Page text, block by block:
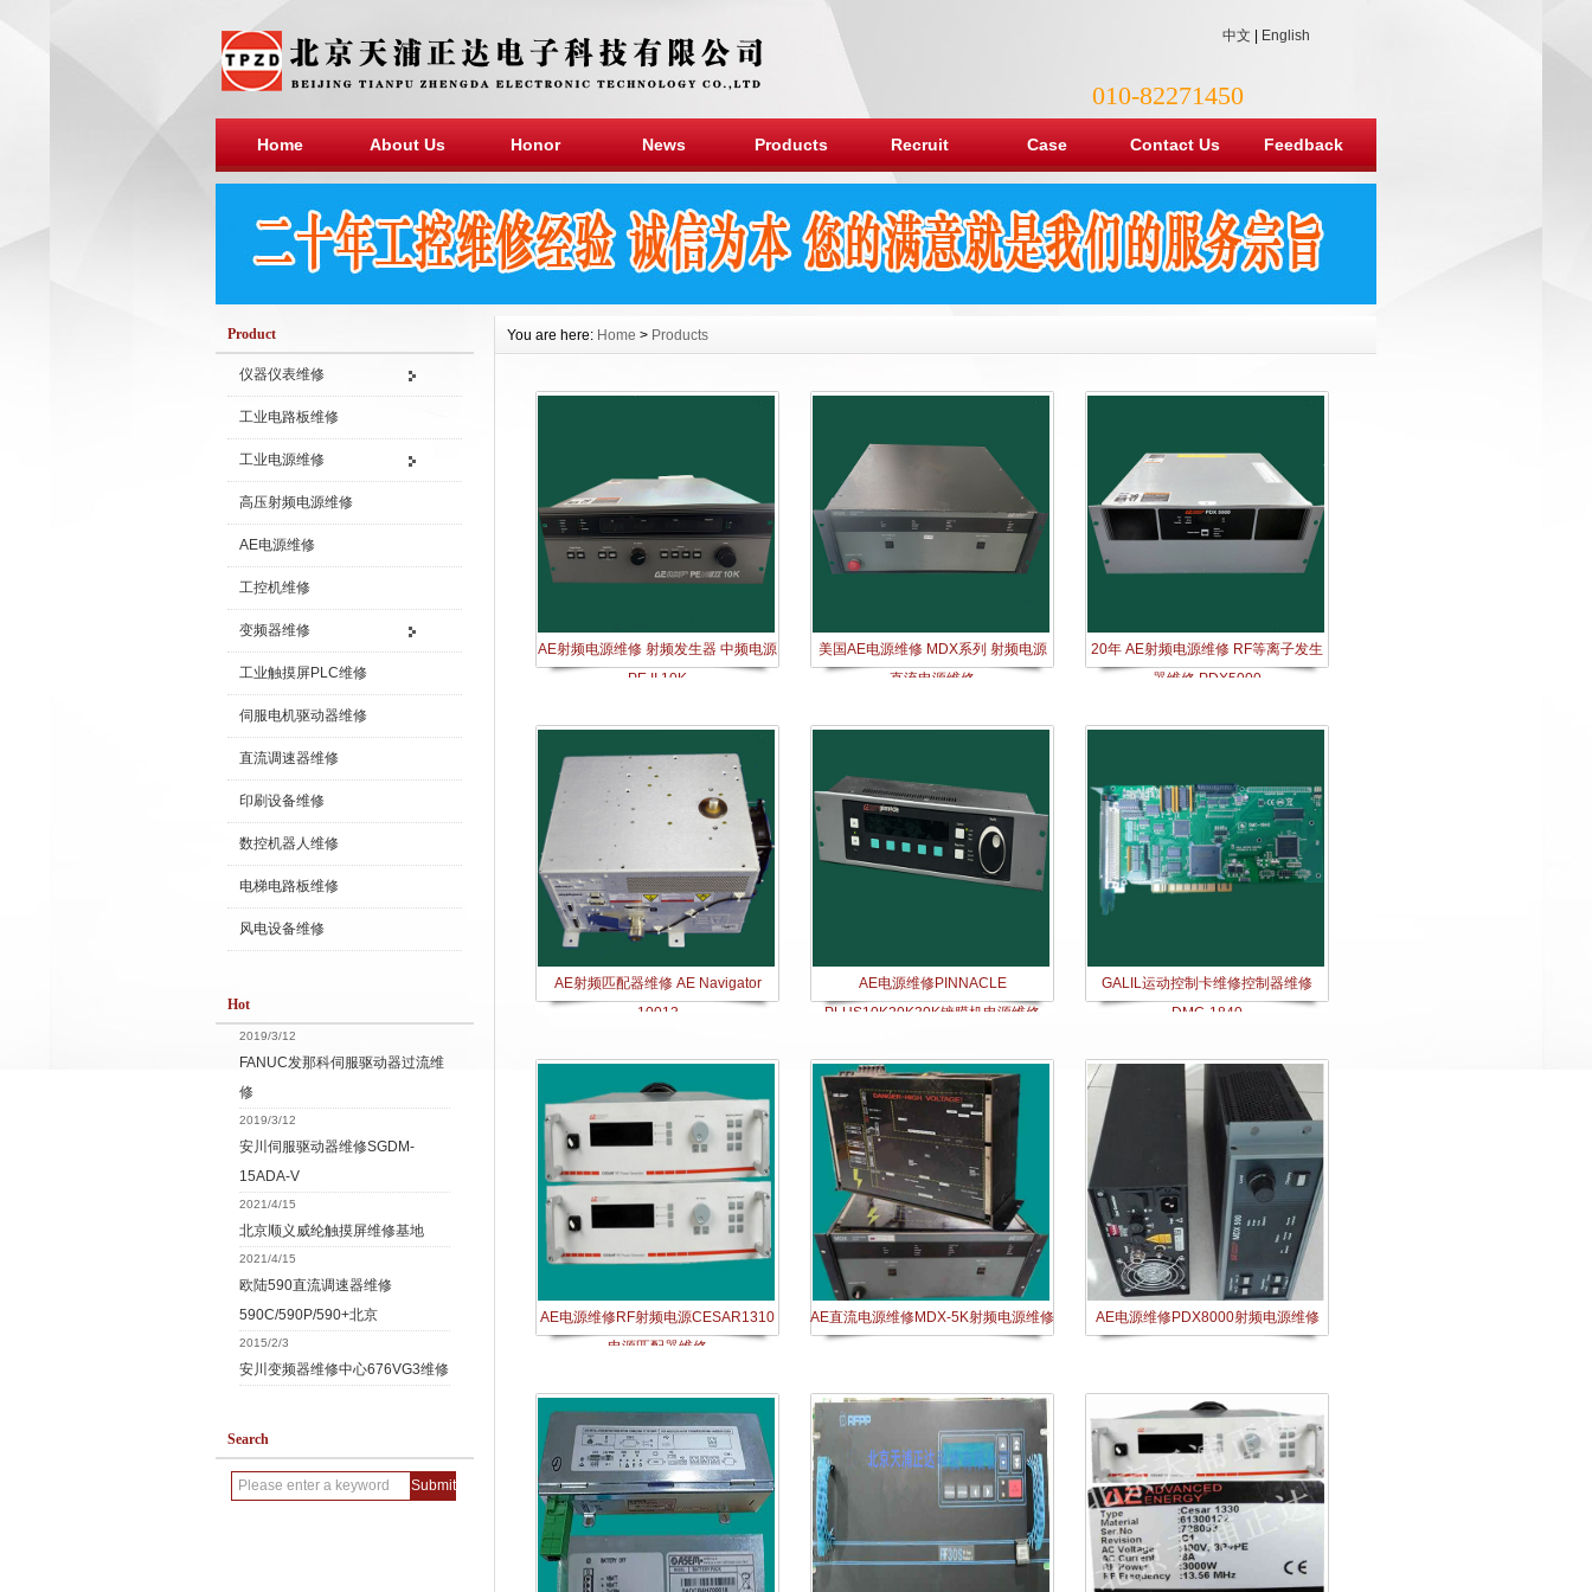
中文 English
010-82271450
Home About Us Honor News Products Recruit Case Contact Us Feedback
Product
仪器仪表维修
工业电路板维修
工业电源维修
高压射频电源维修
AE电源维修
工控机维修
变频器维修
工业触摸屏PLC维修
伺服电机驱动器维修
直流调速器维修
印刷设备维修
数控机器人维修
电梯电路板维修
风电设备维修
Hot
2019/3/12
FANUC发那科伺服驱动器过流维
修
2019/3/12
安川伺服驱动器维修SGDM-
15ADA-V
2021/4/15
北京顺义威纶触摸屏维修基地
2021/4/15
欧陆590直流调速器维修
590C/590P/590+北京
2015/2/3
安川变频器维修中心676VG3维修
Search
You are here: Home > Products
AE射频电源维修 射频发生器 中频电源
PE II 10K
美国AE电源维修 MDX系列 射频电源
直流电源维修
20年 AE射频电源维修 RF等离子发生
器维修 PDX5000
AE射频匹配器维修 AE Navigator
10013
AE电源维修PINNACLE
PLUS10K20K30K​镀膜机电源维修
GALIL运动控制卡维修控制器维修
DMC-1840
AE电源维修RF射频电源CESAR1310
电源匹配器维修
AE直流电源维修MDX-5K射频电源维修 AE电源维修PDX8000射频电源维修